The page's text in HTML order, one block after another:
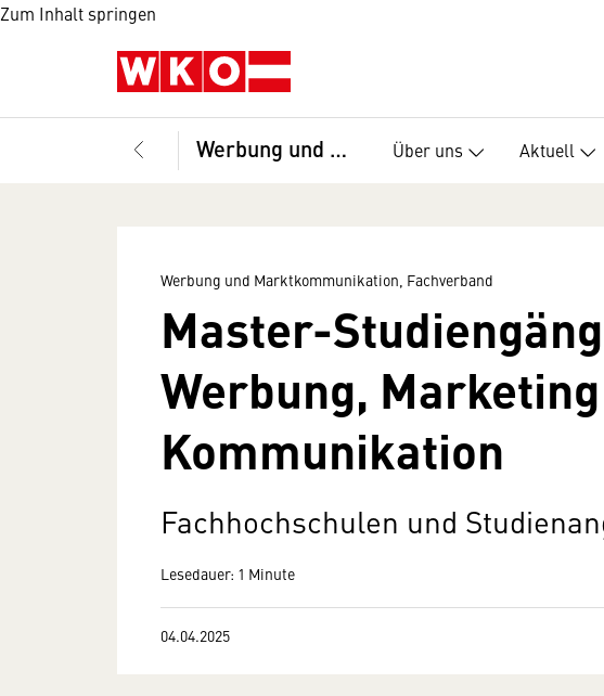
Zum Inhalt springen
Werbung und Marktkommunikation, Fachverband Über uns Aktuell
Werbung und Marktkommunikation, Fachverband
Master-
Werbung,
Kommunikation
Fachhochschulen und
Lesedauer: 1 Minute
04.04.2025